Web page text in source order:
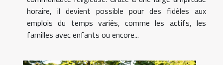
horaire, il devient possible pour des fidèles aux
emplois du temps variés, comme les actifs, les
familles avec enfants ou encore...